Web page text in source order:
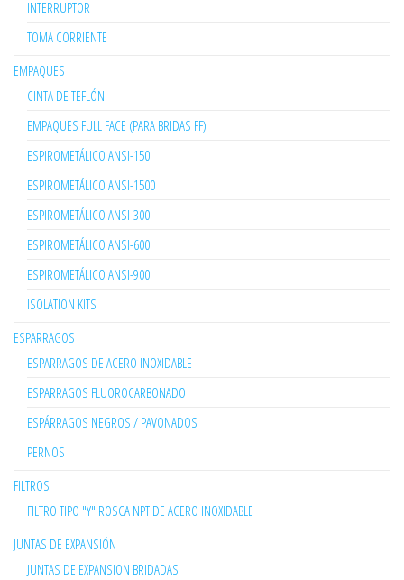
INTERRUPTOR
TOMA CORRIENTE
EMPAQUES
CINTA DE TEFLÓN
EMPAQUES FULL FACE (PARA BRIDAS FF)
ESPIROMETÁLICO ANSI-150
ESPIROMETÁLICO ANSI-1500
ESPIROMETÁLICO ANSI-300
ESPIROMETÁLICO ANSI-600
ESPIROMETÁLICO ANSI-900
ISOLATION KITS
ESPARRAGOS
ESPARRAGOS DE ACERO INOXIDABLE
ESPARRAGOS FLUOROCARBONADO
ESPÁRRAGOS NEGROS / PAVONADOS
PERNOS
FILTROS
FILTRO TIPO "Y" ROSCA NPT DE ACERO INOXIDABLE
JUNTAS DE EXPANSIÓN
JUNTAS DE EXPANSION BRIDADAS